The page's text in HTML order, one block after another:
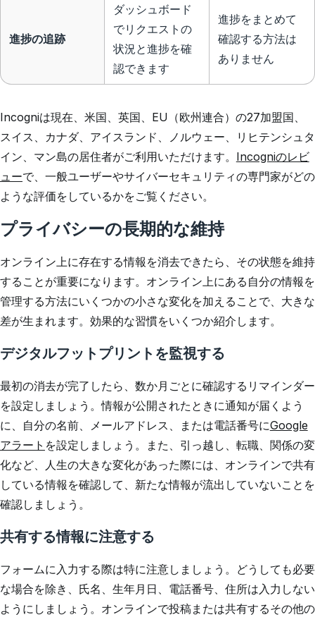
進捗の追跡
ダッシュボード
でリクエストの
状況と進捗を確
認できます
進捗をまとめて
確認する方法は
ありません
Incogniは現在、米国、英国、EU（欧州連合）の27加盟国、
スイス、カナダ、アイスランド、ノルウェー、リヒテンシュタ
イン、マン島の居住者がご利用いただけます。 Incogniのレビ
ューで、一般ユーザーやサイバーセキュリティの専門家がどの
ような評価をしているかをご覧ください。
プライバシーの長期的な維持
オンライン上に存在する情報を消去できたら、その状態を維持
することが重要になります。オンライン上にある自分の情報を
管理する方法にいくつかの小さな変化を加えることで、大きな
差が生まれます。効果的な習慣をいくつか紹介します。
デジタルフットプリントを監視する
最初の消去が完了したら、数か月ごとに確認するリマインダー
を設定しましょう。情報が公開されたときに通知が届くよう
に、自分の名前、メールアドレス、または電話番号にGoogle
アラート を設定しましょう。また、引っ越し、転職、関係の変
化など、人生の大きな変化があった際には、オンラインで共有
している情報を確認して、新たな情報が流出していないことを
確認しましょう。
共有する情報に注意する
フォームに入力する際は特に注意しましょう。どうしても必要
な場合を除き、氏名、生年月日、電話番号、住所は入力しない
ようにしましょう。オンラインで投稿または共有するその他の